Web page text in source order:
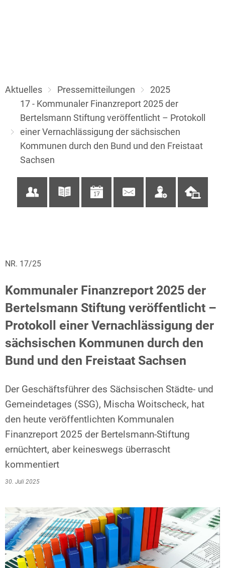
Aktuelles Pressemitteilungen
2025
17 - Kommunaler Finanzreport 2025 der
Bertelsmann Stiftung veröffentlicht – Protokoll
einer Vernachlässigung der sächsischen
Kommunen durch den Bund und den Freistaat
Sachsen
NR. 17/25
Kommunaler Finanzreport 2025 der
Bertelsmann Stiftung veröffentlicht –
Protokoll einer Vernachlässigung der
sächsischen Kommunen durch den
Bund und den Freistaat Sachsen
Der Geschäftsführer des Sächsischen Städte- und
Gemeindetages (SSG), Mischa Woitscheck, hat
den heute veröffentlichten Kommunalen
Finanzreport 2025 der Bertelsmann-Stiftung
ernüchtert, aber keineswegs überrascht
kommentiert
30. Juli 2025